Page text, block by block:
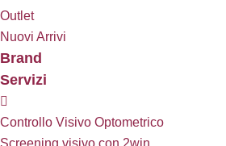
Outlet
Nuovi Arrivi
Brand
Servizi
Controllo Visivo Optometrico
Screening visivo con 2win